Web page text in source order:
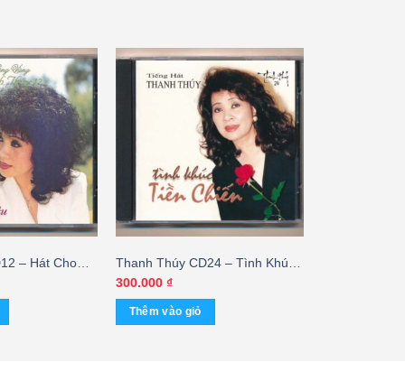
– Hát Cho
Thanh Thúy CD24 – Tình Khúc
Tiền Chiến – Thanh Thúy (tb)
KGTUS
300.000 ₫
Thêm vào giỏ